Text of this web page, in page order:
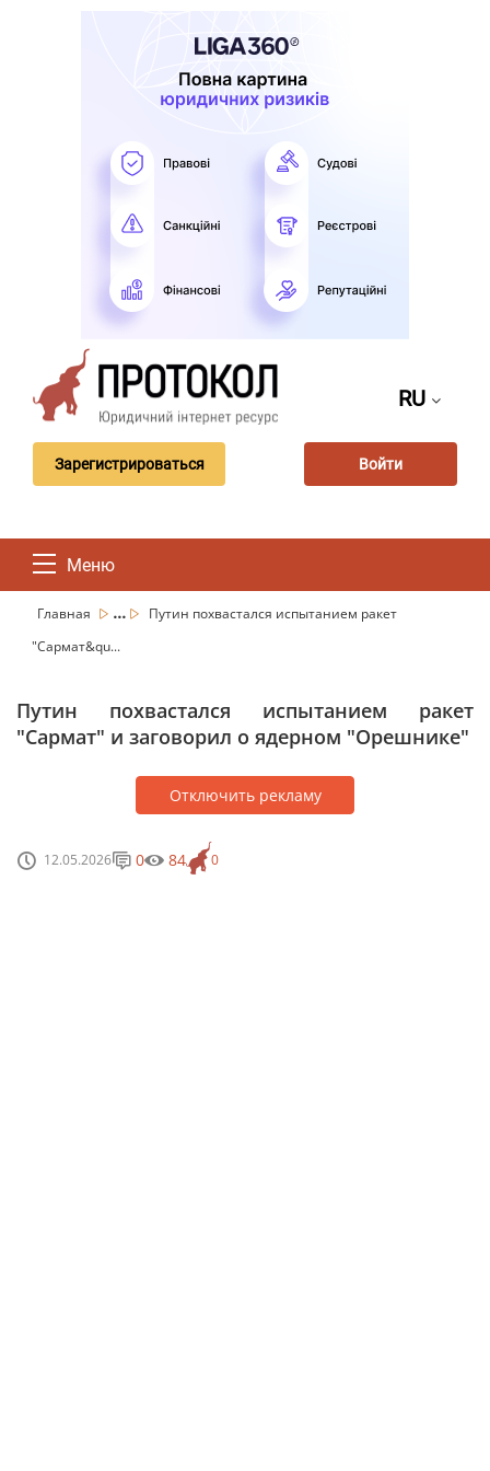
RU
Зарегистрироваться Войти
Меню
Главная ...
Путин похвастался испытанием ракет
"Сармат&qu...
Путин похвастался испытанием ракет
"Сармат" и заговорил о ядерном "Орешнике"
Отключить рекламу
12.05.2026 0
0 84